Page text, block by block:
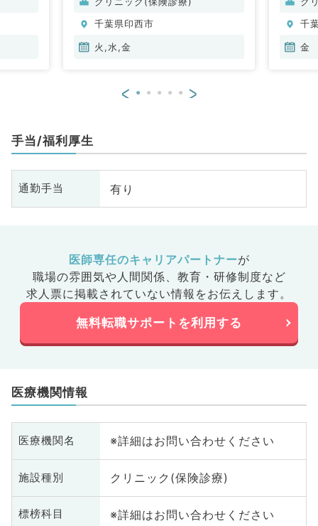
千葉県印西市
火,水,金
千
金
< >
手当/福利厚生
通勤手当 有り
医師専任のキャリアパートナーが
職場の雰囲気や人間関係、 教育・研修制度など
求人票に掲載されていない情報をお伝えします。
無料転職サポートを利用する
医療機関情報
医療機関名 ※詳細はお問い合わせください
施設種別 クリニック(保険診療)
標榜科目 ※詳細はお問い合わせください